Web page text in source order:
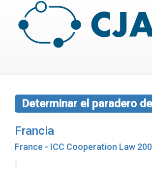
Determinar el paradero
Francia
France - ICC Cooperation Law